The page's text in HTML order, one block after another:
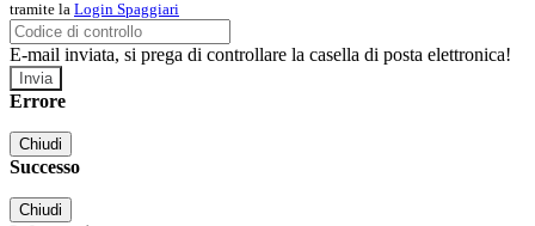
tramite la Login Spaggiari
E-mail inviata, si prega di controllare la casella di posta elettronica!
Errore
Chiudi
Successo
Chiudi